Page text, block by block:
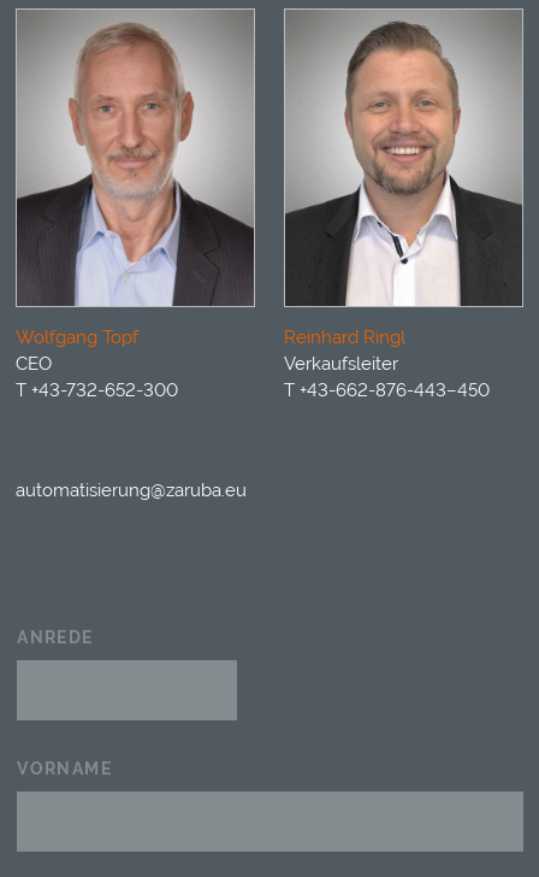
Wolfgang Topf
CEO
T +43-732-652-300
Reinhard Ringl
Verkaufsleiter
T +43-662-876-443–450
automatisierung@zaruba.eu
ANREDE
VORNAME